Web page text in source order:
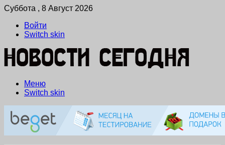
Суббота , 8 Август 2026
Войти
Switch skin
Меню
Switch skin